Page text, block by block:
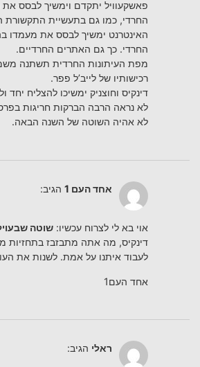
פאשקעוויל יתקדם וימשיך לבסס
החרדי, כמו גם בתעשיית התקשורת
האינטרנט ימשיך לבסס את מעמדו
החרדי. כך גם האתרים החרדיים.
מפת העיתונות החרדית תשתנה
רכישותיו של לייב’ל פפר.
דינקיס וחוצניק ימשיכו להצליח
לא נראה הרבה הברקות חריגות
לא אהיה השוטה של השנה הבאה.
אחד העם 1 הגיב:
אוי בא לי לצרוח עכשיו: שוטה
דינקיס, מה אתה מתבזבז בתחזיות
לעבוד איתנו על אמת. לשנות את
אחד העם1
ראלי הגיב: